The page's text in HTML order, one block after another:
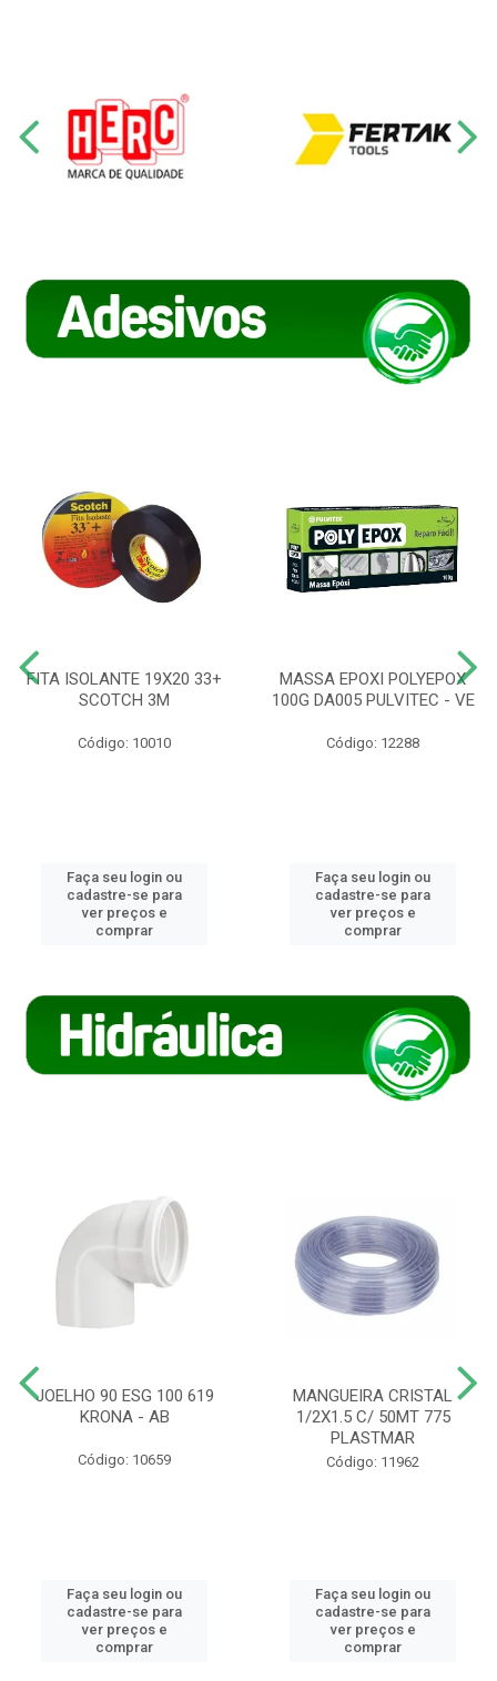
FITA ISOLANTE 19X20 33+
SCOTCH 3M
Código: 10010
Faça seu login ou
cadastre-se para
ver preços e
comprar
MASSA EPOXI POLYEPOX
100G DA005 PULVITEC - VE
Código: 12288
Faça seu login ou
cadastre-se para
ver preços e
comprar
JOELHO 90 ESG 100 619
KRONA - AB
Código: 10659
Faça seu login ou
cadastre-se para
ver preços e
comprar
MANGUEIRA CRISTAL
1/2X1.5 C/ 50MT 775
PLASTMAR
Código: 11962
Faça seu login ou
cadastre-se para
ver preços e
comprar